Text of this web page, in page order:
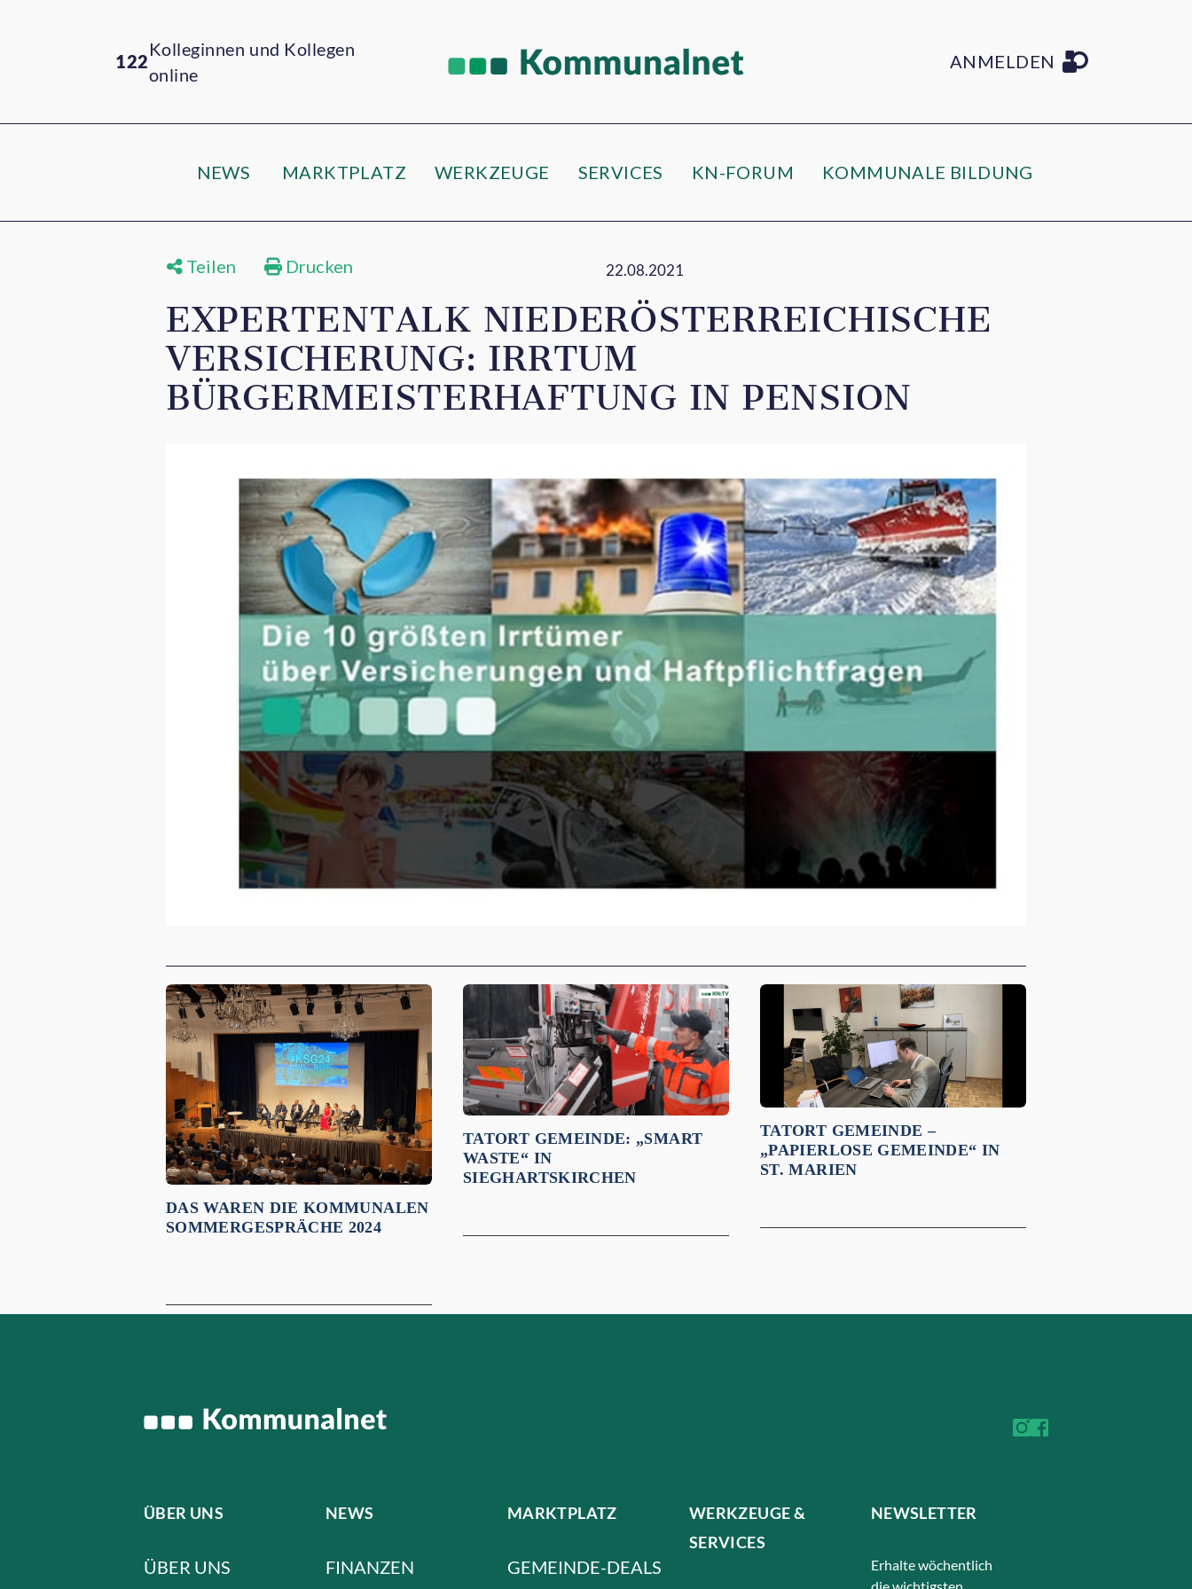
122
Kolleginnen und Kollegen
online
ANMELDEN
NEWS MARKTPLATZ WERKZEUGE SERVICES KN-FORUM KOMMUNALE BILDUNG
Teilen Drucken 22.08.2021
EXPERTENTALK NIEDERÖSTERREICHISCHE
VERSICHERUNG: IRRTUM
BÜRGERMEISTERHAFTUNG IN PENSION
Empfehlungen für dich:
DAS WAREN DIE KOMMUNALEN
SOMMERGESPRÄCHE 2024
TATORT GEMEINDE: „SMART
WASTE“ IN
SIEGHARTSKIRCHEN
TATORT GEMEINDE –
„PAPIERLOSE GEMEINDE“ IN
ST. MARIEN
ÜBER UNS
ÜBER UNS
NEWS
FINANZEN
MARKTPLATZ
GEMEINDE-DEALS
WERKZEUGE &
SERVICES
NEWSLETTER
Erhalte wöchentlich
die wichtigsten